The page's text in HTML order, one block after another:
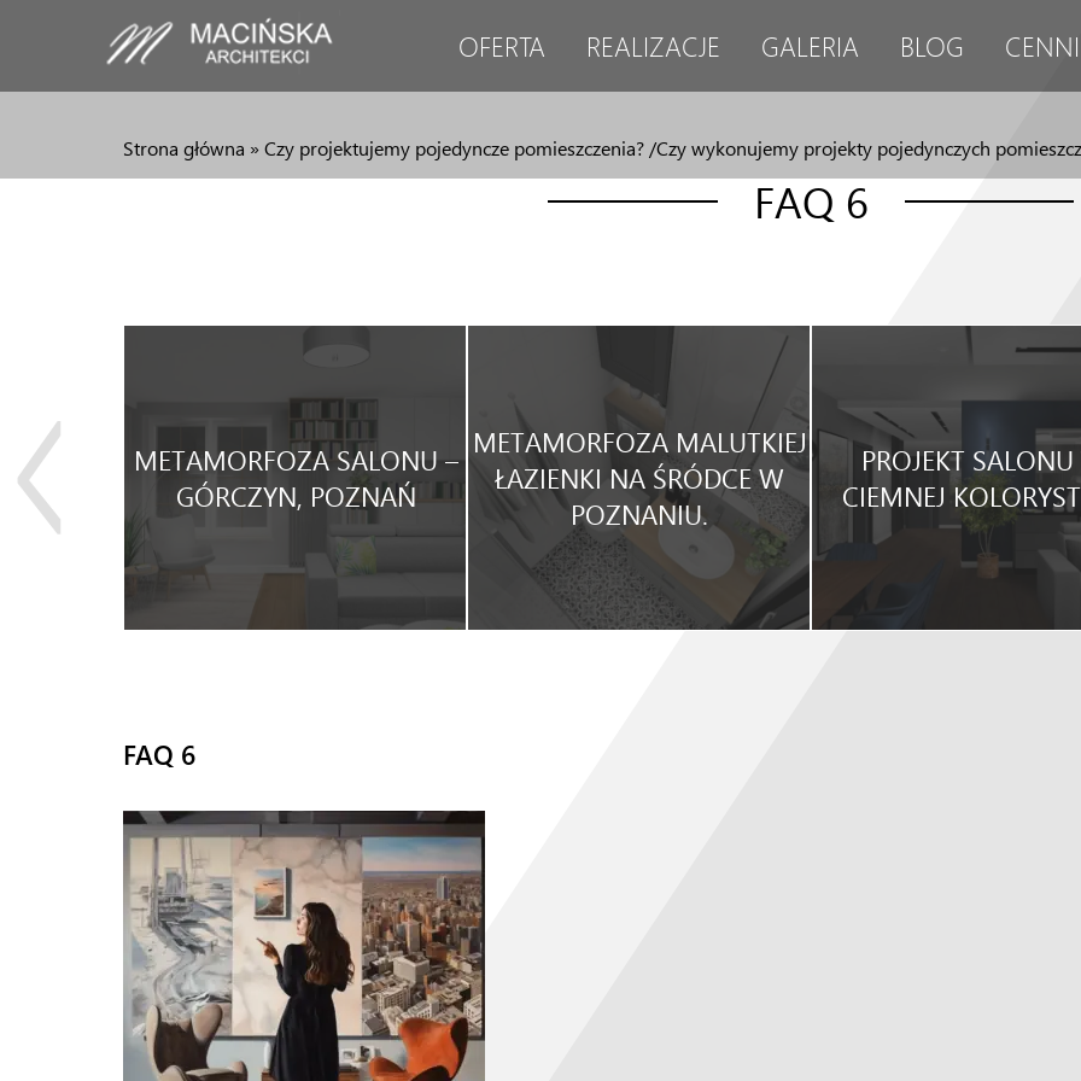
OFERTA REALIZACJE GALERIA BLOG
Strona główna »Czy projektujemy pojedyncze pomieszczenia? /Czy wykonujemy projekty pojedynczych
FAQ 6
METAMORFOZA SALONU –
GÓRCZYN, POZNAŃ
METAMORFOZA MALUTKIEJ
ŁAZIENKI NA ŚRÓDCE W
POZNANIU.
PROJEKT
CIEMNEJ
FAQ 6